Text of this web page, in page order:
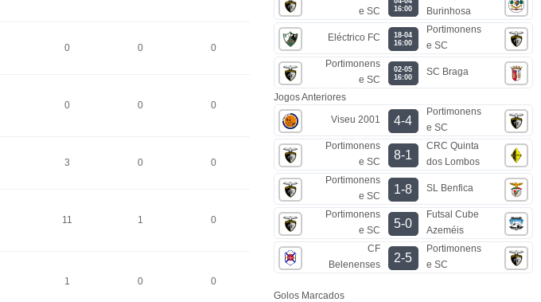
0 0 0
0 0 0
3 0 0
11 1 0
1 0 0
e SC
16:00
Burinhosa
Eléctrico FC
18-04
16:00
Portimonens
e SC
Portimonens
e SC
02-05
16:00
SC Braga
Jogos Anteriores
Viseu 2001
4-4
Portimonens
e SC
Portimonens
e SC
8-1
CRC Quinta
dos Lombos
Portimonens
e SC
1-8 SL Benfica
Portimonens
e SC
5-0
Futsal Cube
Azeméis
CF
Belenenses
2-5
Portimonens
e SC
Golos Marcados